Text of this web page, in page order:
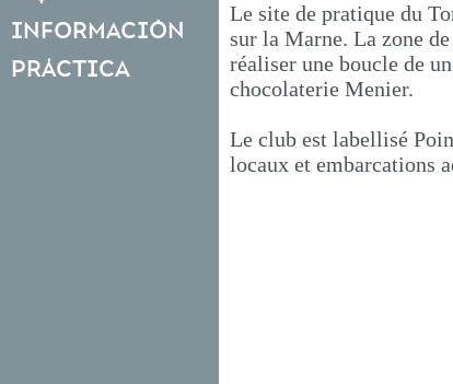
Información
práctica
Le site de pratique du
sur la Marne. La zone
réaliser une boucle de
chocolaterie Menier.
Le club est labellisé
locaux et embarcations